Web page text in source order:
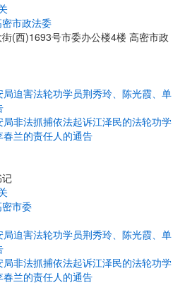
市政法委
(西)1693号市委办公楼4楼 高密市政
迫害法轮功学员荆秀玲、陈光霞、单
非法抓捕依法起诉江泽民的法轮功学
兰的责任人的通告
市委
迫害法轮功学员荆秀玲、陈光霞、单
非法抓捕依法起诉江泽民的法轮功学
兰的责任人的通告